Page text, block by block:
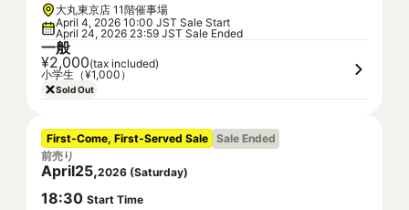
大丸東京店 11階催事場
April 4, 2026 10:00 JST Sale Start
April 24, 2026 23:59 JST Sale Ended
一般
¥2,000(tax included)
小学生（¥1,000）
Sold Out
First-Come, First-Served Sale Sale Ended
前売り
April25,2026 (Saturday)
18:30 Start Time